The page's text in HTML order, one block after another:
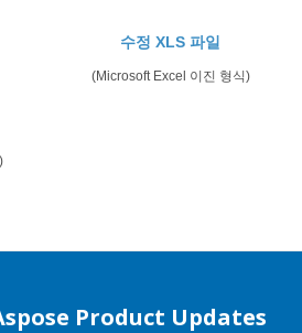
수정 XLS 파일
(Microsoft Excel 이진 형식)
Product Updates